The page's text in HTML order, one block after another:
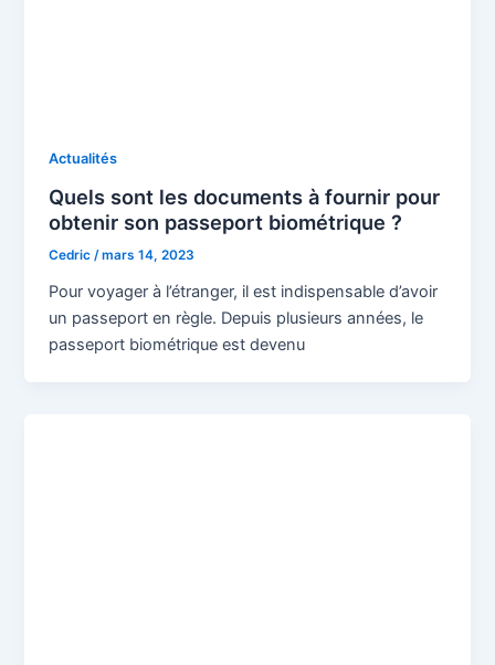
Actualités
Quels sont les documents à fournir pour
obtenir son passeport biométrique ?
Cedric/mars 14, 2023
Pour voyager à l’étranger, il est indispensable d’avoir
un passeport en règle. Depuis plusieurs années, le
passeport biométrique est devenu